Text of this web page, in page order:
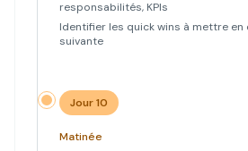
responsabilités, KPIs
Identifier les quick wins à mettre en
suivante
Jour 10
Matinée